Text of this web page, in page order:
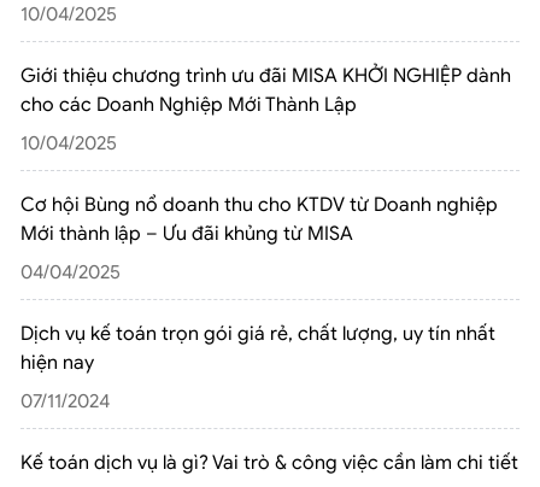
10/04/2025
Giới thiệu chương trình ưu đãi MISA KHỞI NGHIỆP dành
cho các Doanh Nghiệp Mới Thành Lập
10/04/2025
Cơ hội Bùng nổ doanh thu cho KTDV từ Doanh nghiệp
Mới thành lập – Ưu đãi khủng từ MISA
04/04/2025
Dịch vụ kế toán trọn gói giá rẻ, chất lượng, uy tín nhất
hiện nay
07/11/2024
Kế toán dịch vụ là gì? Vai trò & công việc cần làm chi tiết